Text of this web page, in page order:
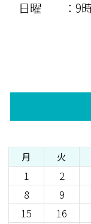
日曜 ：9時
月 火
1 2
8
9
15
16